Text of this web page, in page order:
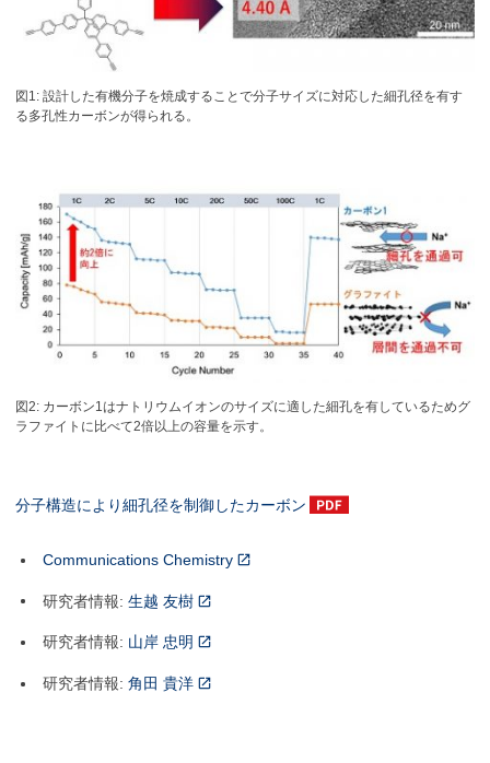
図1: 設計した有機分子を焼成することで分子サイズに対応した細孔径を有す
る多孔性カーボンが得られる。
図2: カーボン1はナトリウムイオンのサイズに適した細孔を有しているためグ
ラファイトに比べて2倍以上の容量を示す。
分子構造により細孔径を制御したカーボン
Communications Chemistry
研究者情報:生越 友樹
研究者情報: 山岸 忠明
研究者情報:角田 貴洋